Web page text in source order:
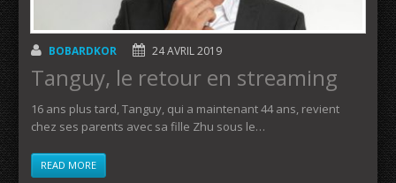
BOBARDKOR 24 AVRIL 2019
Tanguy, le retour en streaming
16 ans plus tard, Tanguy, qui a maintenant 44 ans, revient
chez ses parents avec sa fille Zhu sous le…
READ MORE